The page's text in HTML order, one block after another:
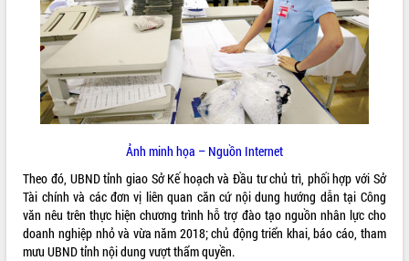
QUY HOẠCH - KẾ HOẠCH
Ảnh minh họa – Nguồn Internet
Theo đó, UBND tỉnh giao Sở Kế hoạch và Đầu tư chủ trì, phối hợp với Sở
Tài chính và các đơn vị liên quan căn cứ nội dung hướng dẫn tại Công
văn nêu trên thực hiện chương trình hỗ trợ đào tạo nguồn nhân lực cho
doanh nghiệp nhỏ và vừa năm 2018; chủ động triển khai, báo cáo, tham
mưu UBND tỉnh nội dung vượt thẩm quyền.